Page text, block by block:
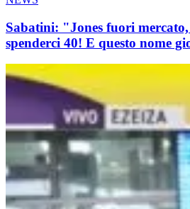
Sabatini: "Jones fuori
spenderci 40! E questo nome